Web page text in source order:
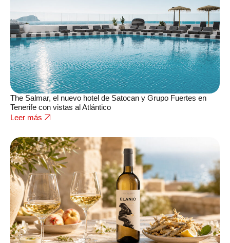
The Salmar, el nuevo hotel de Satocan y Grupo Fuertes en
Tenerife con vistas al Atlántico
Leer más